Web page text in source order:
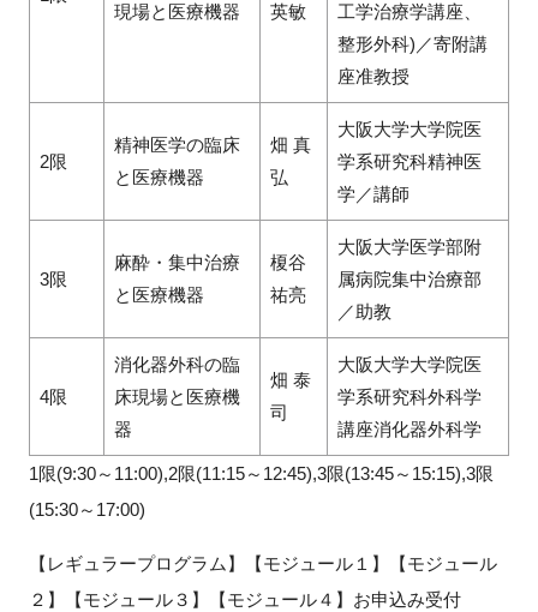
現場と医療機器
英敏
工学治療学講座、
整形外科)／寄附講
座准教授
2限
精神医学の臨床
と医療機器
畑 真
弘
大阪大学大学院医
学系研究科精神医
学／講師
3限
麻酔・集中治療
と医療機器
榎谷
祐亮
大阪大学医学部附
属病院集中治療部
／助教
4限
消化器外科の臨
床現場と医療機
器
畑 泰
司
大阪大学大学院医
学系研究科外科学
講座消化器外科学
1限(9:30～11:00),2限(11:15～12:45),3限(13:45～15:15),3限
(15:30～17:00)
【レギュラープログラム】【モジュール１】【モジュール
２】【モジュール３】【モジュール４】お申込み受付